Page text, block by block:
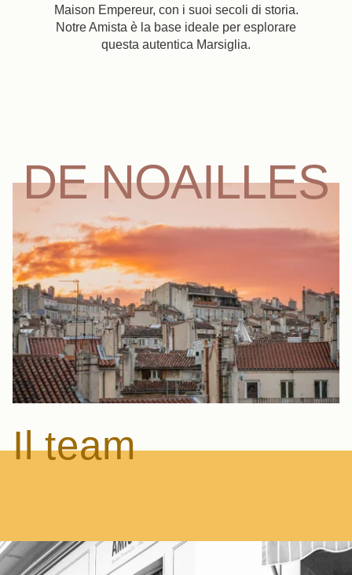
Maison Empereur, con i suoi secoli di storia.
Notre Amista è la base ideale per esplorare
questa autentica Marsiglia.
DE NOAILLES
Il team